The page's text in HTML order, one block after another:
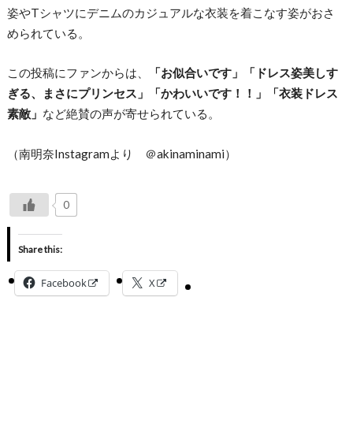
姿やTシャツにデニムのカジュアルな衣装を着こなす姿がおさ
められている。
この投稿にファンからは、
「お似合いです」「ドレス姿美しす
ぎる、まさにプリンセス」「かわいいです！！」「衣装ドレス
素敵」 など絶賛の声が寄せられている。
（南明奈Instagramより ＠akinaminami）
0
Share this:
Facebook X